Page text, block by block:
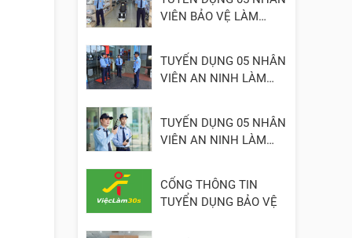
VIÊN BẢO VỆ LÀM
TUYỂN DỤNG 05 NHÂN
VIÊN AN NINH LÀM
TUYỂN DỤNG 05 NHÂN
VIÊN AN NINH LÀM
CỔNG THÔNG TIN
TUYỂN DỤNG BẢO VỆ